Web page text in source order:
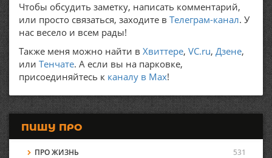
Чтобы обсудить заметку, написать комментарий,
или просто связаться, заходите в Телеграм-канал. У
нас весело и всем рады!
Также меня можно найти в Хвиттере, VC.ru, Дзене,
или Тенчате. А если вы на парковке,
присоединяйтесь к каналу в Max!
ПИШУ ПРО
ПРО ЖИЗНЬ
531